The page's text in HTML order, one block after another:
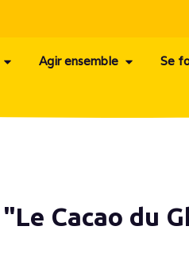
Agir ensemble Se
Cacao du